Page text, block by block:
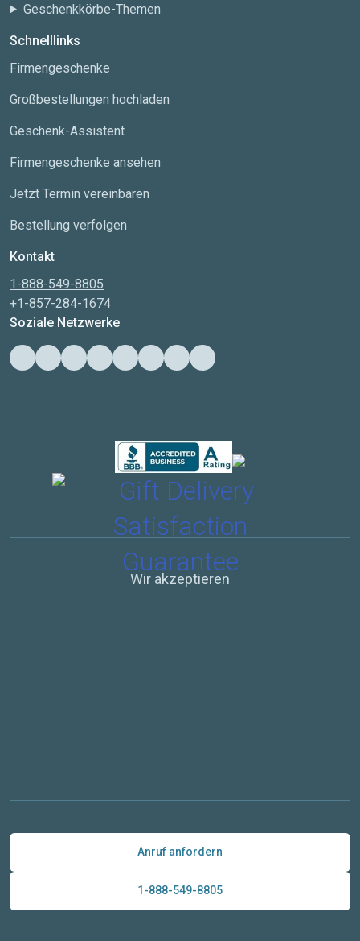
Geschenkkörbe-Themen
Schnelllinks
Firmengeschenke
Großbestellungen hochladen
Geschenk-Assistent
Firmengeschenke ansehen
Jetzt Termin vereinbaren
Bestellung verfolgen
Kontakt
1-888-549-8805
+1-857-284-1674
Soziale Netzwerke
Wir akzeptieren
Anruf anfordern
1-888-549-8805